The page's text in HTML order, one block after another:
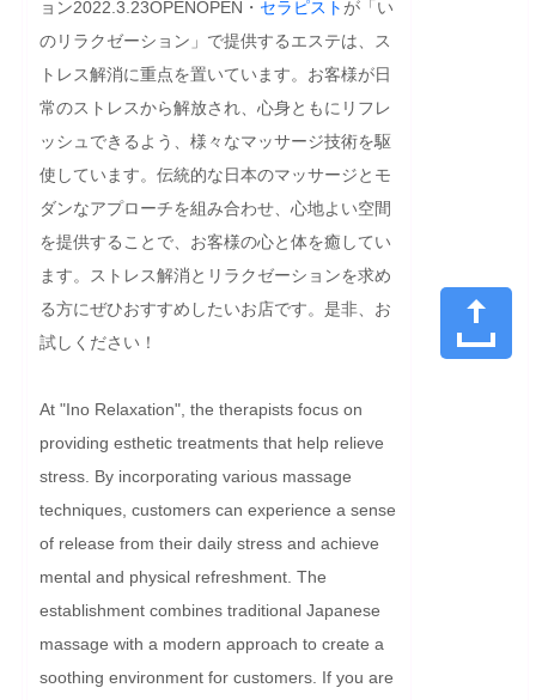
ョン2022.3.23OPENOPEN・ セラピスト が「い
のリラクゼーション」で提供するエステは、ス
トレス解消に重点を置いています。お客様が日
常のストレスから解放され、心身ともにリフレ
ッシュできるよう、様々なマッサージ技術を駆
使しています。伝統的な日本のマッサージとモ
ダンなアプローチを組み合わせ、心地よい空間
を提供することで、お客様の心と体を癒してい
ます。ストレス解消とリラクゼーションを求め
る方にぜひおすすめしたいお店です。是非、お
試しください！
At "Ino Relaxation", the therapists focus on
providing esthetic treatments that help relieve
stress. By incorporating various massage
techniques, customers can experience a sense
of release from their daily stress and achieve
mental and physical refreshment. The
establishment combines traditional Japanese
massage with a modern approach to create a
soothing environment for customers. If you are